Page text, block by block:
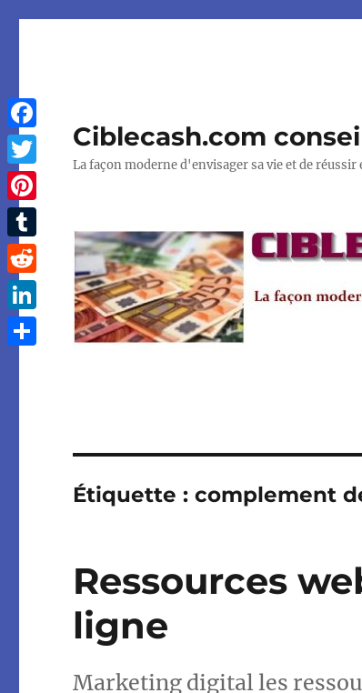
Ciblecash.com
La façon moderne d'envisager sa vie et de réussir
Étiquette :complement
Ressources
ligne
Marketing digital les
Facebook
Twitter
Pinterest
Tumblr
Reddit
LinkedIn